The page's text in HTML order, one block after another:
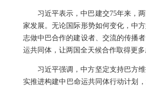
习近平表示，中巴建交75年来，
家发展。无论国际形势如何变化，中
志做中巴合作的建设者、交流的传播
运共同体，让两国全天候合作取得更
习近平强调，中方坚定支持巴方
实推进构建中巴命运共同体行动计划